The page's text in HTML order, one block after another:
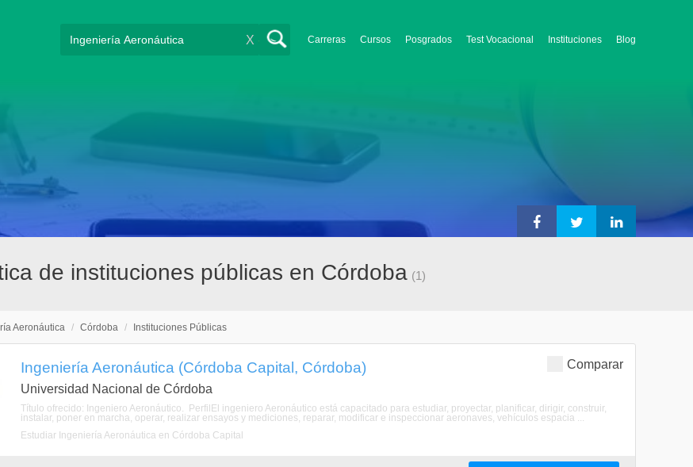
Carreras Cursos Posgrados Test Vocacional Instituciones Blog
X
de instituciones públicas en Córdoba (1)
Aeronáutica / Córdoba / Instituciones Públicas
Comparar
Ingeniería Aeronáutica (Córdoba Capital, Córdoba)
Universidad Nacional de Córdoba
Título ofrecido: Ingeniero Aeronáutico. PerfilEl ingeniero Aeronáutico está capacitado para estudiar, proyectar, planificar, dirigir, construir,
instalar, poner en marcha, operar, realizar ensayos y mediciones, reparar, modificar e inspeccionar aeronaves, vehículos espacia ...
Estudiar Ingeniería Aeronáutica en Córdoba Capital